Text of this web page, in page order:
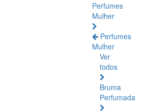
Perfumes
Mulher
Perfumes
Mulher
Ver
todos
Bruma
Perfumada